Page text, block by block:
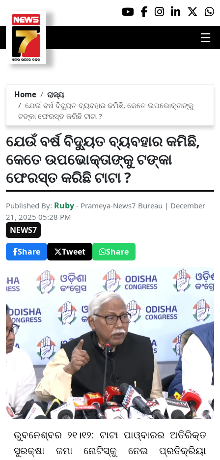
☰
Home
ରାଜ୍ୟ
ଯେଉଁ ବର୍ଷ ବିଦ୍ୟୁତ ବ୍ୟବହାର କମିଛି, କେତେ ଉପଭୋକ୍ତାଙ୍କୁ
ଟଙ୍କା ଫେରସ୍ତ କରିଛି ଟାଟା ?
ଯେଉଁ ବର୍ଷ ବିଦ୍ୟୁତ ବ୍ୟବହାର କମିଛି,
କେତେ ଉପଭୋକ୍ତାଙ୍କୁ ଟଙ୍କା
ଫେରସ୍ତ କରିଛି ଟାଟା ?
Published By: Ruby - Prameya-News7 Bureau | December
21, 2025 05:28 PM
NEWS7
Share
Tweet Share
ଭୁବନେଶ୍ବର ୨୧।୧୨: ଟାଟା ପାଓ୍ବାରର ଅତିରିକ୍ତ
ସୁରକ୍ଷା ଜମା ନୋଟିସ୍‌କୁ ନେଇ ପ୍ରତିକ୍ରିୟା